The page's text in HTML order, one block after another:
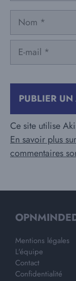
Nom
mail
Ce site utilise
En savoir plus
commentaires
Mentions légales
L'équipe
Contact
Confidentialité